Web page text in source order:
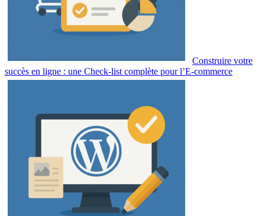
Construire votre
succès en ligne : une Check-list complète pour l’E-commerce